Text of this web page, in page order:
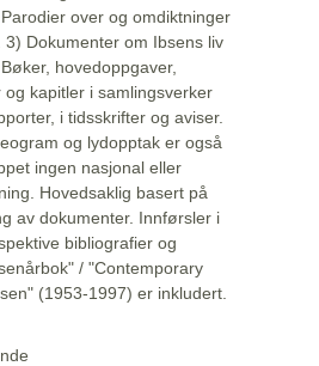
over og omdiktninger
3) Dokumenter om Ibsens liv
hovedoppgaver,
kapitler i samlingsverker
i tidsskrifter og aviser.
og lydopptak er også
ingen nasjonal eller
Hovedsaklig basert på
av dokumenter. Innførsler i
bibliografier og
/ "Contemporary
(1953-1997) er inkludert.